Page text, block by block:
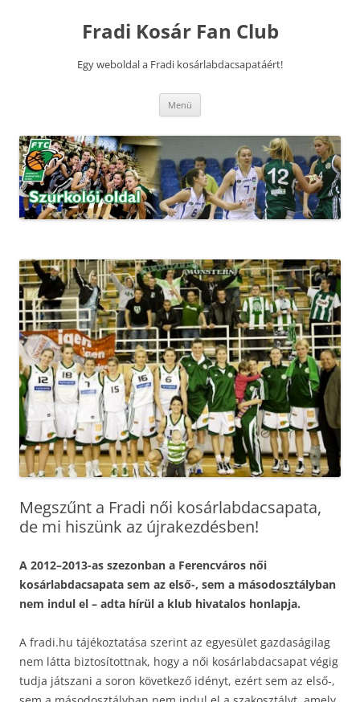
Fradi Kosár Fan Club
Egy weboldal a Fradi kosárlabdacsapatáért!
Menü
Megszűnt a Fradi női kosárlabdacsapata,
de mi hiszünk az újrakezdésben!
A 2012–2013-as szezonban a Ferencváros női
kosárlabdacsapata sem az első-, sem a másodosztályban
nem indul el – adta hírül a klub hivatalos honlapja.
A fradi.hu tájékoztatása szerint az egyesület gazdaságilag
nem látta biztosítottnak, hogy a női kosárlabdacsapat végig
tudja játszani a soron következő idényt, ezért sem az első-,